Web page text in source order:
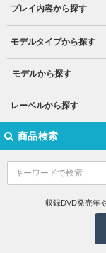
プレイ内容から探す
モデルタイプから探す
モデルから探す
レーベルから探す
商品検索
収録DVD発売年